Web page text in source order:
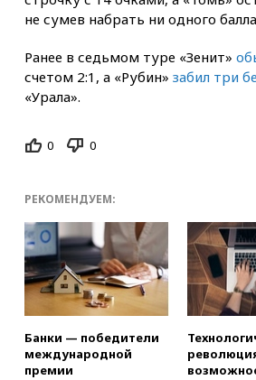
не сумев набрать ни одного
Ранее в седьмом туре «Зенит»
счетом 2:1, а «Рубин» забил три
«Урала».
0 0
РЕКОМЕНДУЕМ:
Банки — победители
международной
премии